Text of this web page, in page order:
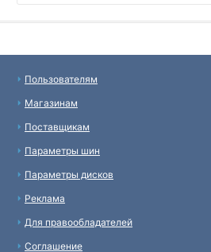
Пользователям
Магазинам
Поставщикам
Параметры шин
Параметры дисков
Реклама
Для правообладателей
Соглашение